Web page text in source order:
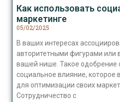
Как использовать
маркетинге
05/02/2025
В ваших интересах
авторитетными фигурами или
вашей нише. Такое одобрение
социальное влияние, которое
для оптимизации своих
Сотрудничество с